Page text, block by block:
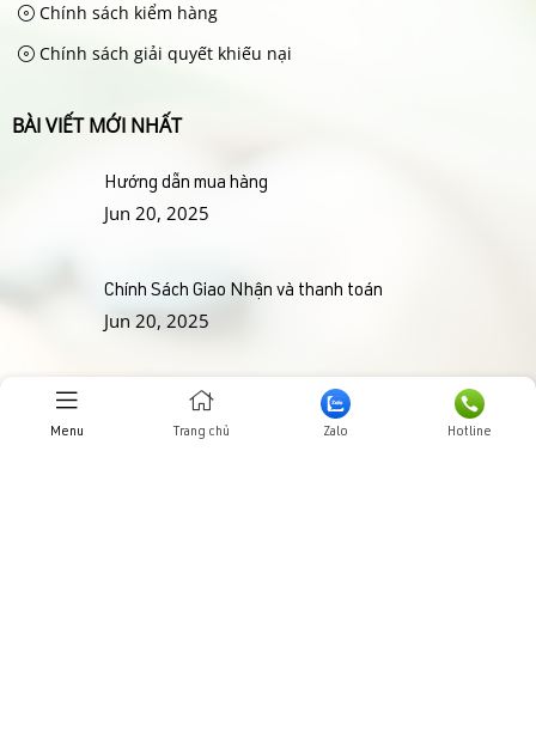
Chính sách kiểm hàng
Chính sách giải quyết khiếu nại
BÀI VIẾT MỚI NHẤT
Hướng dẫn mua hàng
thanh toán
THƯ VIỆN HÌNH ẢNHH
Menu Trang chủ Zalo Hotline